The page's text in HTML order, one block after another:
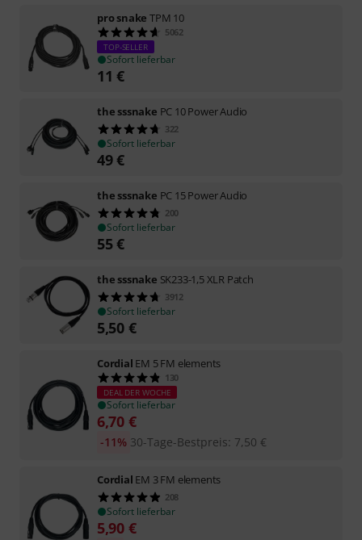
pro snake TPM 10
5062
TOP-SELLER
Sofort lieferbar
11 €
the sssnake PC 10 Power Audio
322
Sofort lieferbar
49€
the sssnake PC 15 Power Audio
200
Sofort lieferbar
55€
the sssnake SK233-1,5 XLR Patch
3912
Sofort lieferbar
5,50 €
Cordial EM 5 FM elements
130
DEAL DER WOCHE
Sofort lieferbar
6,70 €
30-Tage-Bestpreis: 7,50 €
-11%
Cordial EM 3 FM elements
208
Sofort lieferbar
5,90 €